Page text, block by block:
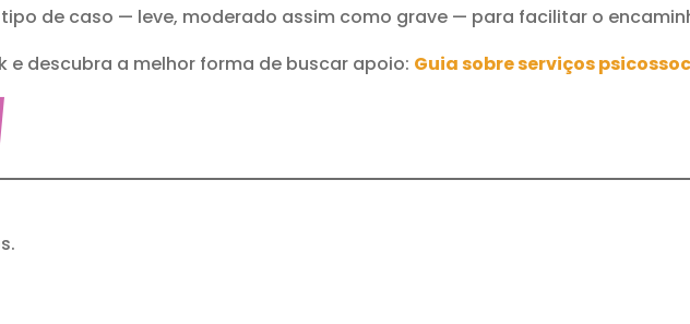
de caso — leve, moderado assim como grave — para facilitar o
e descubra a melhor forma de buscar apoio: Guia sobre serviços